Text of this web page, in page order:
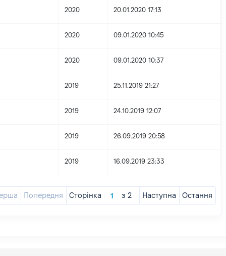
2020 20.01.2020 17:13
2020 09.01.2020 10:45
2020 09.01.2020 10:37
2019 25.11.2019 21:27
2019 24.10.2019 12:07
2019 26.09.2019 20:58
2019 16.09.2019 23:33
Попередня Сторінка з 2 Наступна Остання